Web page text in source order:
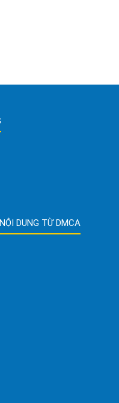
DUNG TỪ DMCA